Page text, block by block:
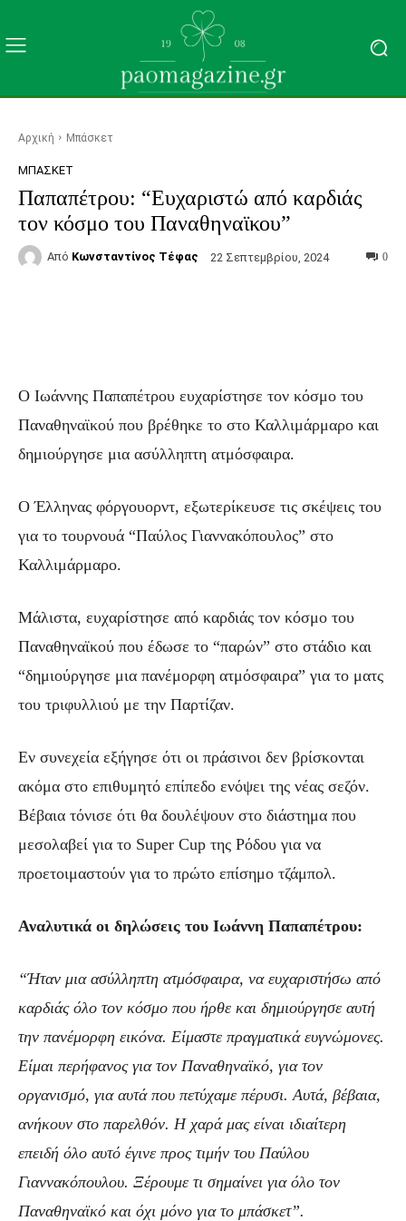
Αρχική Μπάσκετ
ΜΠΆΣΚΕΤ
Παπαπέτρου: “Ευχαριστώ από καρδιάς
τον κόσμο του Παναθηναϊκου”
Από Κωνσταντίνος Τέφας 22 Σεπτεμβρίου, 2024 0
Ο Ιωάννης Παπαπέτρου ευχαρίστησε τον κόσμο του
Παναθηναϊκού που βρέθηκε το στο Καλλιμάρμαρο και
δημιούργησε μια ασύλληπτη ατμόσφαιρα.
Ο Έλληνας φόργουορντ, εξωτερίκευσε τις σκέψεις του
για το τουρνουά “Παύλος Γιαννακόπουλος” στο
Καλλιμάρμαρο.
Μάλιστα, ευχαρίστησε από καρδιάς τον κόσμο του
Παναθηναϊκού που έδωσε το “παρών” στο στάδιο και
“δημιούργησε μια πανέμορφη ατμόσφαιρα” για το ματς
του τριφυλλιού με την Παρτίζαν.
Εν συνεχεία εξήγησε ότι οι πράσινοι δεν βρίσκονται
ακόμα στο επιθυμητό επίπεδο ενόψει της νέας σεζόν.
Βέβαια τόνισε ότι θα δουλέψουν στο διάστημα που
μεσολαβεί για το Super Cup της Ρόδου για να
προετοιμαστούν για το πρώτο επίσημο τζάμπολ.
Αναλυτικά οι δηλώσεις του Ιωάννη Παπαπέτρου:
“Ήταν μια ασύλληπτη ατμόσφαιρα, να ευχαριστήσω από
καρδιάς όλο τον κόσμο που ήρθε και δημιούργησε αυτή
την πανέμορφη εικόνα. Είμαστε πραγματικά ευγνώμονες.
Είμαι περήφανος για τον Παναθηναϊκό, για τον
οργανισμό, για αυτά που πετύχαμε πέρυσι. Αυτά, βέβαια,
ανήκουν στο παρελθόν. Η χαρά μας είναι ιδιαίτερη
επειδή όλο αυτό έγινε προς τιμήν του Παύλου
Γιαννακόπουλου. Ξέρουμε τι σημαίνει για όλο τον
Παναθηναϊκό και όχι μόνο για το μπάσκετ”.